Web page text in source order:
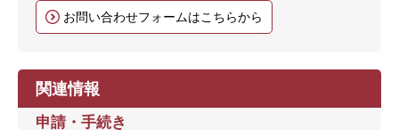
お問い合わせフォームはこちらから
関連情報
申請・手続き